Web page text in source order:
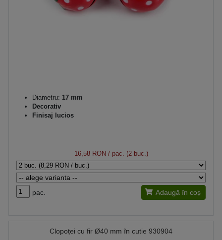
Diametru: 17 mm
Decorativ
Finisaj lucios
16,58 RON / pac. (2 buc.)
pac. Adaugă în coș
Clopoței cu fir Ø40 mm în cutie 930904